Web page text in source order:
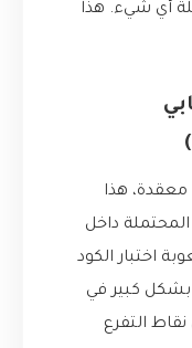
أي شيء. هذا
هذا
داخل
اختبار الكود
كبير في
التفرع